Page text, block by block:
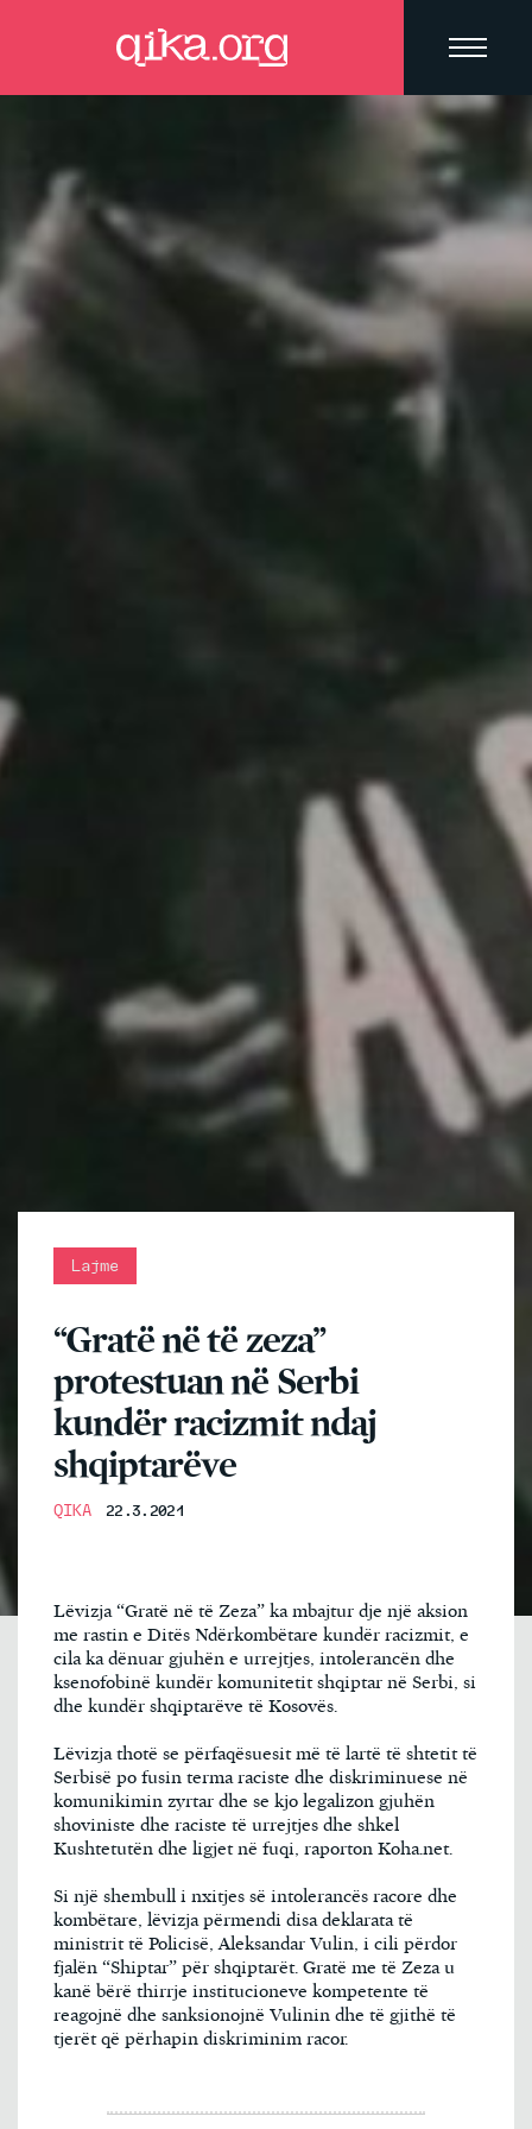
Lajme
“Gratë në të zeza”
protestuan në Serbi
kundër racizmit ndaj
shqiptarëve
QIKA 22.3.2021
Lëvizja “Gratë në të Zeza” ka mbajtur dje një aksion
me rastin e Ditës Ndërkombëtare kundër racizmit, e
cila ka dënuar gjuhën e urrejtjes, intolerancën dhe
ksenofobinë kundër komunitetit shqiptar në Serbi, si
dhe kundër shqiptarëve të Kosovës.
Lëvizja thotë se përfaqësuesit më të lartë të shtetit të
Serbisë po fusin terma raciste dhe diskriminuese në
komunikimin zyrtar dhe se kjo legalizon gjuhën
shoviniste dhe raciste të urrejtjes dhe shkel
Kushtetutën dhe ligjet në fuqi, raporton Koha.net.
Si një shembull i nxitjes së intolerancës racore dhe
kombëtare, lëvizja përmendi disa deklarata të
ministrit të Policisë, Aleksandar Vulin, i cili përdor
fjalën “Shiptar” për shqiptarët. Gratë me të Zeza u
kanë bërë thirrje institucioneve kompetente të
reagojnë dhe sanksionojnë Vulinin dhe të gjithë të
tjerët që përhapin diskriminim racor.